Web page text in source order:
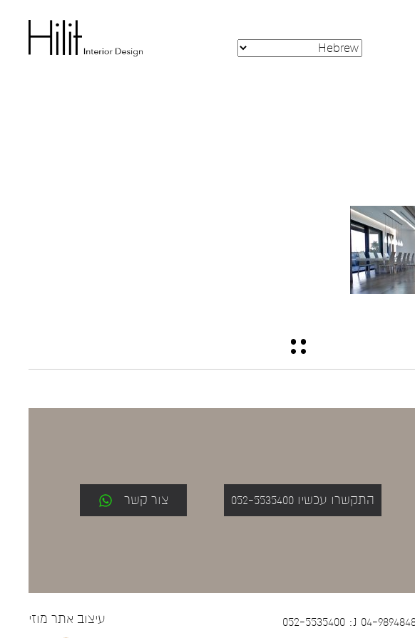
התקשרו עכשיו 052-5535400 צור קשר
עיצוב אתר מוזי